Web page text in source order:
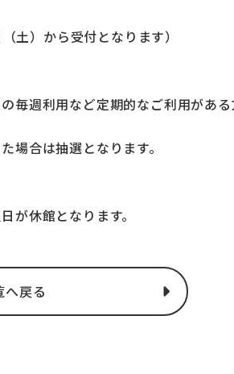
土）から受付となります）
毎週利用など定期的なご利用があ
場合は抽選となります。
が休館となります。
へ戻る